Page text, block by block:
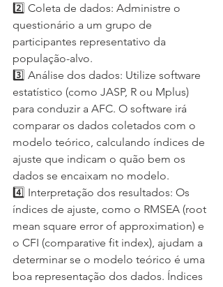
2️⃣ Coleta de dados: Administre o
questionário a um grupo de
participantes representativo da
população-alvo.
3️⃣ Análise dos dados: Utilize software
estatístico (como JASP, R ou Mplus)
para conduzir a AFC. O software irá
comparar os dados coletados com o
modelo teórico, calculando índices de
ajuste que indicam o quão bem os
dados se encaixam no modelo.
4️⃣ Interpretação dos resultados: Os
índices de ajuste, como o RMSEA (root
mean square error of approximation) e
o CFI (comparative fit index), ajudam a
determinar se o modelo teórico é uma
boa representação dos dados. Índices